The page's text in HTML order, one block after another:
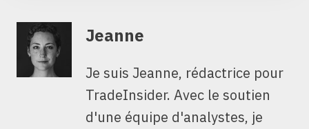
Jeanne
Je suis Jeanne, rédactrice pour
TradeInsider. Avec le soutien
d'une équipe d'analystes, je